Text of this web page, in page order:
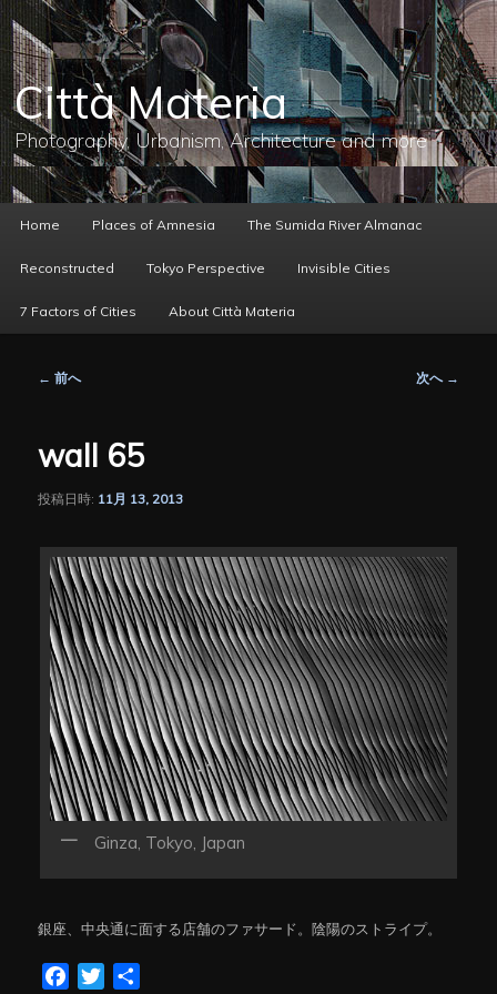
メ
イ
ン
コ
ン
テ
ン
へ
移
動
Città Materia
Photography, Urbanism, Architecture and more
ー
Home Places of Amnesia The Sumida River Almanac
Reconstructed Tokyo Perspective Invisible Cities
7 Factors of Cities About Città Materia
ゲ
シ
ン
← 前へ 次へ →
wall 65
投稿日時: 11月 13, 2013
Ginza, Tokyo, Japan
銀座、中央通に面する店舗のファサード。陰陽のストライプ。
FacebookTwitter